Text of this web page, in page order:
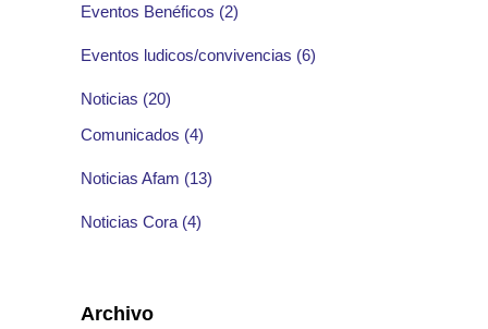
Eventos Benéficos (2)
Eventos ludicos/convivencias (6)
Noticias (20)
Comunicados (4)
Noticias Afam (13)
Noticias Cora (4)
Archivo